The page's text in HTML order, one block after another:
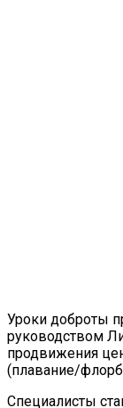
Уроки доброты
руководством
продвижения
(плавание/
Специалисты